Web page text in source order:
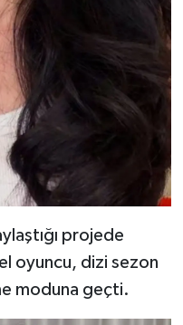
projede
oyuncu, dizi sezon
moduna geçti.